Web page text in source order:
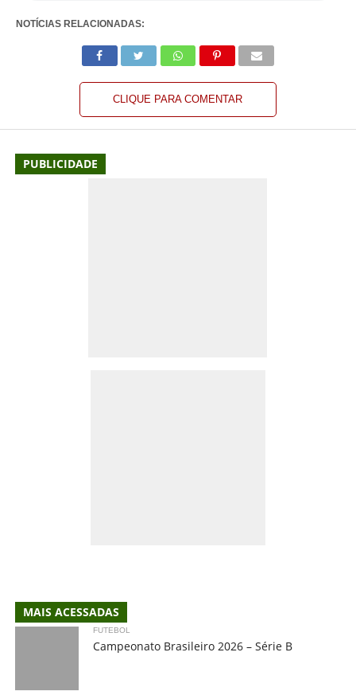
NOTÍCIAS RELACIONADAS:
CLIQUE PARA COMENTAR
PUBLICIDADE
MAIS ACESSADAS
FUTEBOL
Campeonato Brasileiro 2026 – Série B